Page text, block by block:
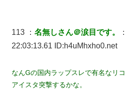
113 ： 名無しさん＠涙目です。
22:03:13.61 ID:h4uMhxho0.net
なんGの国内ラップスレで有名なリ
アイスタ突撃するかな。